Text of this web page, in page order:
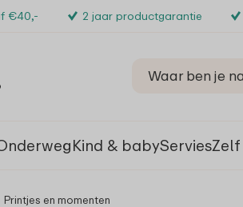
€40,- 2 jaar productgarantie
Kind & babyServies
Printjes en momenten